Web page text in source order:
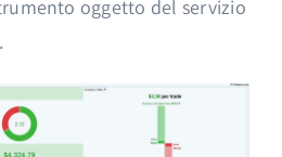
oggetto del servizio